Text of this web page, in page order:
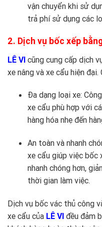
vận chuyển khi sử
trả phí sử dụng các
2. Dịch vụ bốc xếp
LÊ VI cũng cung cấp dịch
xe nâng và xe cẩu hiện
Đa dạng loại xe:
xe cẩu phù hợp với
hàng hóa nhẹ đến
An toàn và nhanh
xe cẩu giúp việc bốc
nhanh chóng hơn,
thời gian làm việc.
Dịch vụ bốc vác thủ công
xe cẩu của LÊ VI đều đảm